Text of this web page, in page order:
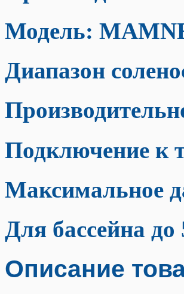
Модель:
Диапазон
Подключение к
Максимальное
Для бассейна до
Описание